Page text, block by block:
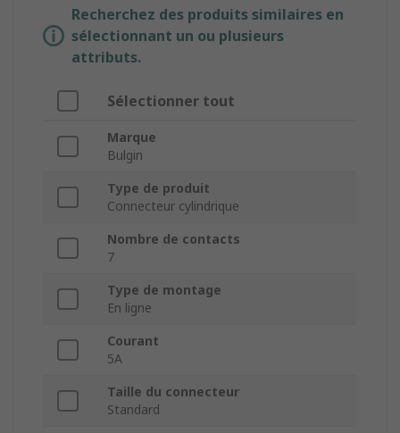
Recherchez des produits similaires en
sélectionnant un ou plusieurs
attributs.
Sélectionner tout
Marque
Bulgin
Type de produit
Connecteur cylindrique
Nombre de contacts
7
Type de montage
En ligne
Courant
5A
Taille du connecteur
Standard